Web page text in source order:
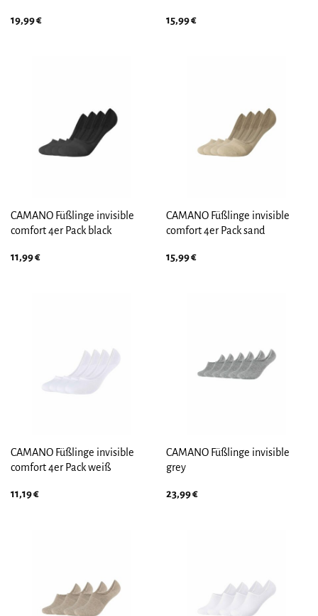
19,99€ 15,99€
CAMANO Füßlinge invisible
comfort 4er Pack black
11,99€
CAMANO Füßlinge invisible
comfort 4er Pack sand
15,99€
CAMANO Füßlinge invisible
comfort 4er Pack weiß
11,19€
CAMANO Füßlinge invisible
grey
23,99€